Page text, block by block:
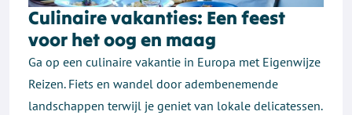
Culinaire vakanties: Een feest
voor het oog en maag
Ga op een culinaire vakantie in Europa met Eigenwijze
Reizen. Fiets en wandel door adembenemende
landschappen terwijl je geniet van lokale delicatessen.